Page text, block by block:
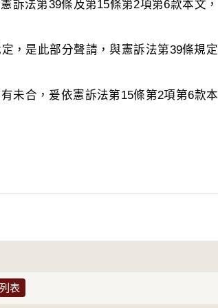
訴法第39條及第15條第2項第6款本文，
，是此部分聲請，與憲訴法第39條規定
未合，爰依憲訴法第15條第2項第6款本
表